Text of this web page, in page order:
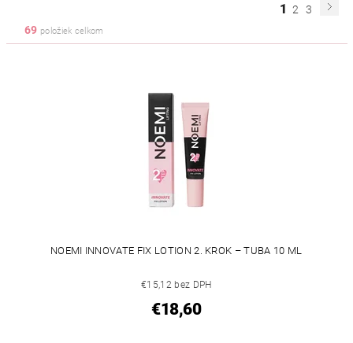
1 2
3
69 položiek celkom
NOEMI INNOVATE FIX LOTION 2. KROK – TUBA 10 ML
€15,12 bez DPH
€18,60